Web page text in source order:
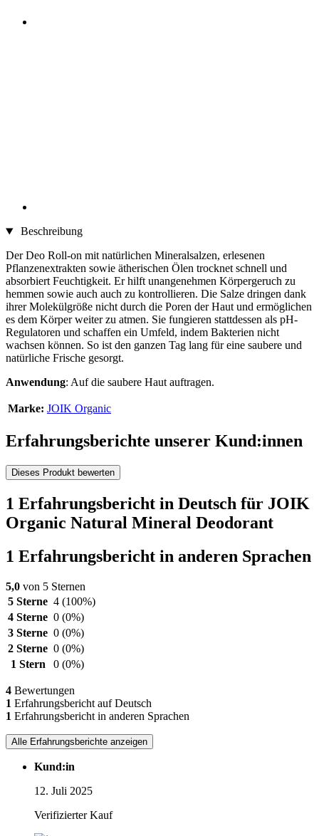
Beschreibung
Der Deo Roll-on mit natürlichen Mineralsalzen, erlesenen
Pflanzenextrakten sowie ätherischen Ölen trocknet schnell und
absorbiert Feuchtigkeit. Er hilft unangenehmen Körpergeruch zu
hemmen sowie auch auch zu kontrollieren. Die Salze dringen dank
ihrer Molekülgröße nicht durch die Poren der Haut und ermöglichen
es dem Körper weiter zu atmen. Sie fungieren stattdessen als pH-
Regulatoren und schaffen ein Umfeld, indem Bakterien nicht
wachsen können. So ist den ganzen Tag lang für eine saubere und
natürliche Frische gesorgt.
Anwendung: Auf die saubere Haut auftragen.
Marke: JOIK Organic
Erfahrungsberichte unserer Kund:innen
Dieses Produkt bewerten
1 Erfahrungsbericht in Deutsch für JOIK
Organic Natural Mineral Deodorant
1 Erfahrungsbericht in anderen Sprachen
5,0 von 5 Sternen
5 Sterne 4 (100%)
4 Sterne 0 (0%)
3 Sterne 0 (0%)
2 Sterne 0 (0%)
1 Stern
0 (0%)
4 Bewertungen
1 Erfahrungsbericht auf Deutsch
1 Erfahrungsbericht in anderen Sprachen
Alle Erfahrungsberichte anzeigen
Kund:in
12. Juli 2025
Verifizierter Kauf